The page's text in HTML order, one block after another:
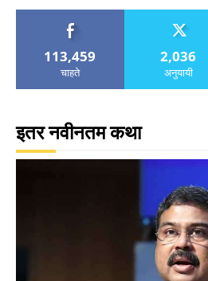
113,459
चाहते
2,036
अनुयायी
इतर नवीनतम कथा